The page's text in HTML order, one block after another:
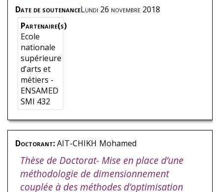
Date de soutenanceLundi 26 novembre 2018
Partenaire(s)
Ecole
nationale
supérieure
d’arts et
métiers -
ENSAMED
SMI 432
Doctorant:AIT-CHIKH Mohamed
Thèse de Doctorat- Mise en place d’une
méthodologie de dimensionnement
couplée à des méthodes d’optimisation